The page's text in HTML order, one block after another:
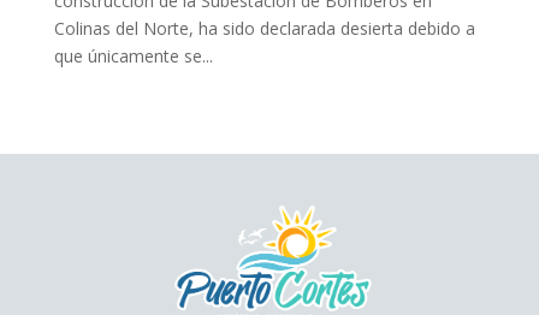
Colinas del Norte, ha sido declarada desierta debido a
que únicamente se...